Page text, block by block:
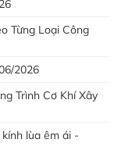
Từng Loại Công
2026
Trình Cơ Khí Xây
lùa êm ái -